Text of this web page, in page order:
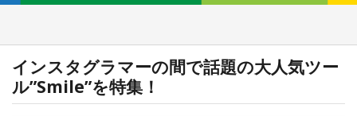
インスタグラマーの間で話題の大人気ツー
ル”Smile”を特集！